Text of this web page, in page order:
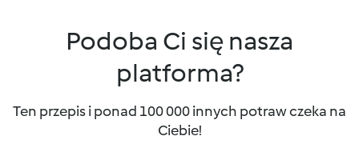
Podoba Ci się nasza
platforma?
Ten przepis i ponad 100 000 innych potraw czeka na
Ciebie!